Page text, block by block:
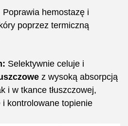
Poprawia hemostazę i
poprzez termiczną
Selektywnie celuje i
z wysoką absorpcją
i w tkance tłuszczowej,
kontrolowane topienie